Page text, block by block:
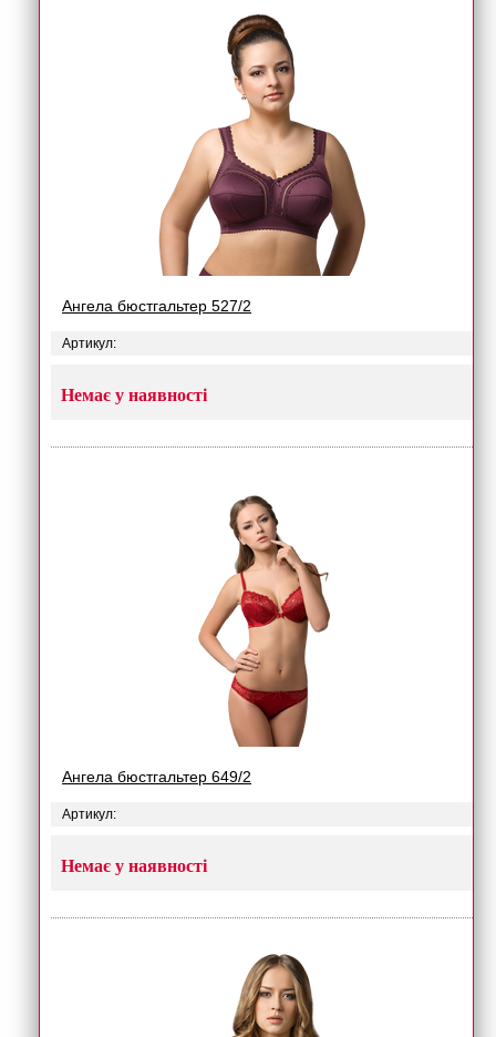
Ангела бюстгальтер 527/2
Артикул:
Немає у наявності
Ангела бюстгальтер 649/2
Артикул:
Немає у наявності